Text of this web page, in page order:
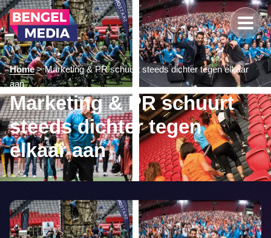
Home>Marketing & PR schuurt steeds dichter tegen elkaar
aan
Marketing & PR schuurt
steeds dichter tegen
elkaar aan